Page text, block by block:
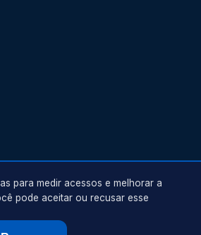
para medir acessos e melhorar a
pode aceitar ou recusar esse